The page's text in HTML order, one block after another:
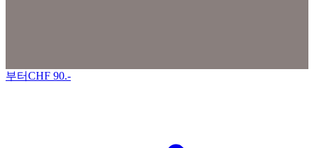
부터CHF 90.-